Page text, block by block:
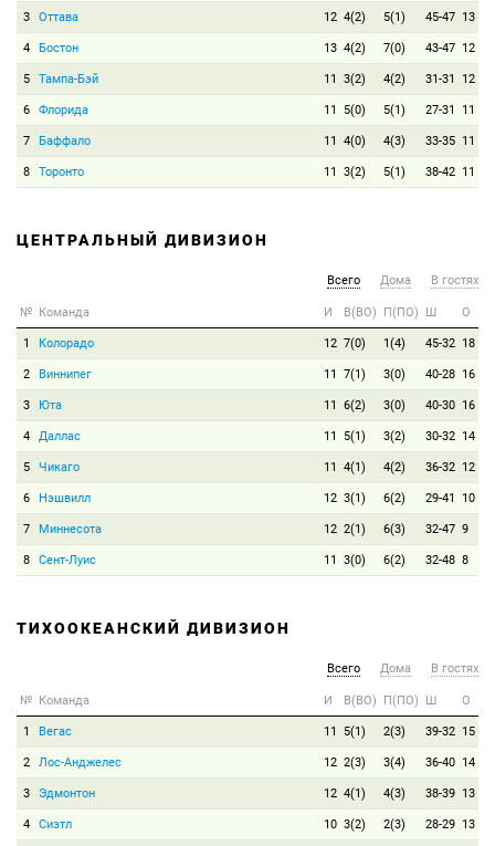
3 Оттава 12 4(2) 5(1) 45-47 13
4 Бостон 13 4(2) 7(0) 43-47 12
5 Тампа-Бэй 11 3(2) 4(2) 31-31 12
6 Флорида 11 5(0) 5(1) 27-31 11
7 Баффало 11 4(0) 4(3) 33-35 11
8 Торонто 11 3(2) 5(1) 38-42 11
ЦЕНТРАЛЬНЫЙ ДИВИЗИОН
Всего Дома В гостях
№ Команда И В(ВО) П(ПО) Ш О
1 Колорадо 12 7(0) 1(4) 45-32 18
2 Виннипег 11 7(1) 3(0) 40-28 16
3 Юта 11 6(2) 3(0) 40-30 16
4 Даллас 11 5(1) 3(2) 30-32 14
5 Чикаго 11 4(1) 4(2) 36-32 12
6 Нэшвилл 12 3(1) 6(2) 29-41 10
7 Миннесота 12 2(1) 6(3) 32-47 9
8 Сент-Луис 11 3(0) 6(2) 32-48 8
ТИХООКЕАНСКИЙ ДИВИЗИОН
Всего Дома В гостях
№ Команда И В(ВО) П(ПО) Ш О
1 Вегас 11 5(1) 2(3) 39-32 15
2 Лос-Анджелес 12 2(3) 3(4) 36-40 14
3 Эдмонтон 12 4(1) 4(3) 38-39 13
4 Сиэтл 10 3(2) 2(3) 28-29 13